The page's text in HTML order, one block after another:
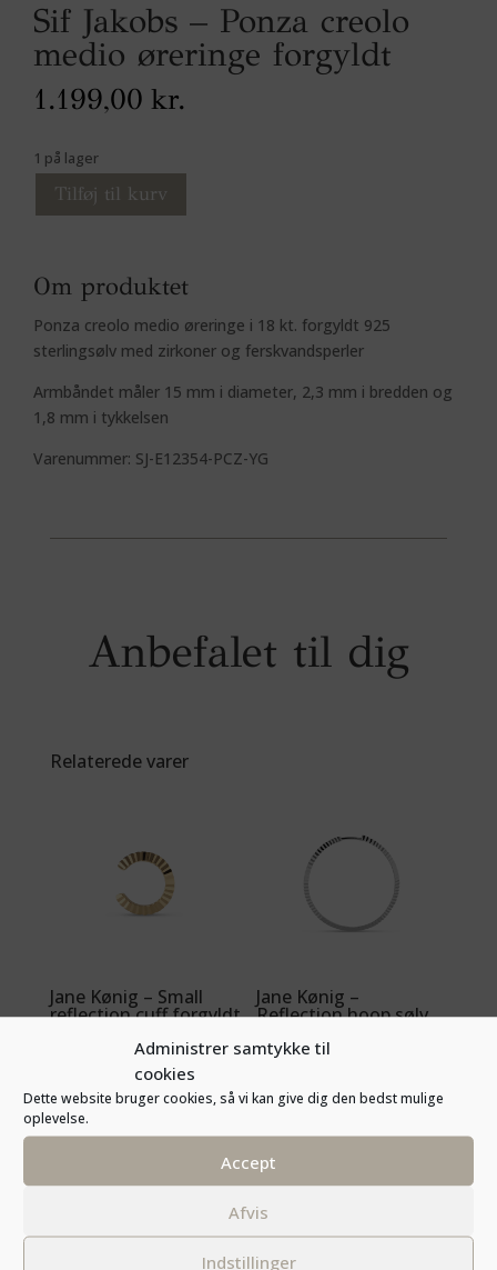
Administrer samtykke til
cookies
Dette website bruger cookies, så vi kan give dig den bedst mulige
oplevelse.
Accept
Afvis
Indstillinger
Sif Jakobs – Ponza creolo
medio øreringe forgyldt
1.199,00 kr.
1 på lager
Tilføj til kurv
Om produktet
Ponza creolo medio øreringe i 18 kt. forgyldt 925
sterlingsølv med zirkoner og ferskvandsperler
Armbåndet måler 15 mm i diameter, 2,3 mm i bredden og
1,8 mm i tykkelsen
Varenummer: SJ-E12354-PCZ-YG
Anbefalet til dig
Relaterede varer
Jane Kønig – Small
reflection cuff forgyldt
Jane Kønig –
Reflection hoop sølv